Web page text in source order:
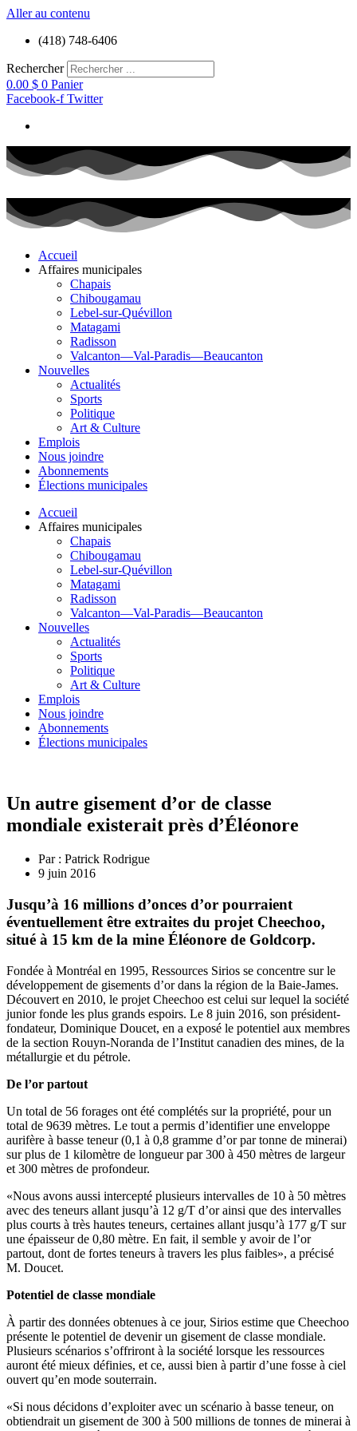
Aller au contenu
(418) 748-6406
Rechercher
0.00 $ 0 Panier
Facebook-f Twitter
Accueil
Affaires municipales
Chapais
Chibougamau
Lebel-sur-Quévillon
Matagami
Radisson
Valcanton—Val-Paradis—Beaucanton
Nouvelles
Actualités
Sports
Politique
Art & Culture
Emplois
Nous joindre
Abonnements
Élections municipales
Accueil
Affaires municipales
Chapais
Chibougamau
Lebel-sur-Quévillon
Matagami
Radisson
Valcanton—Val-Paradis—Beaucanton
Nouvelles
Actualités
Sports
Politique
Art & Culture
Emplois
Nous joindre
Abonnements
Élections municipales
Un autre gisement d’or de classe
mondiale existerait près d’Éléonore
Par : Patrick Rodrigue
9 juin 2016
Jusqu’à 16 millions d’onces d’or pourraient
éventuellement être extraites du projet Cheechoo,
situé à 15 km de la mine Éléonore de Goldcorp.
Fondée à Montréal en 1995, Ressources Sirios se concentre sur le
développement de gisements d’or dans la région de la Baie-James.
Découvert en 2010, le projet Cheechoo est celui sur lequel la société
junior fonde les plus grands espoirs. Le 8 juin 2016, son président-
fondateur, Dominique Doucet, en a exposé le potentiel aux membres
de la section Rouyn-Noranda de l’Institut canadien des mines, de la
métallurgie et du pétrole.
De l’or partout
Un total de 56 forages ont été complétés sur la propriété, pour un
total de 9639 mètres. Le tout a permis d’identifier une enveloppe
aurifère à basse teneur (0,1 à 0,8 gramme d’or par tonne de minerai)
sur plus de 1 kilomètre de longueur par 300 à 450 mètres de largeur
et 300 mètres de profondeur.
«Nous avons aussi intercepté plusieurs intervalles de 10 à 50 mètres
avec des teneurs allant jusqu’à 12 g/T d’or ainsi que des intervalles
plus courts à très hautes teneurs, certaines allant jusqu’à 177 g/T sur
une épaisseur de 0,80 mètre. En fait, il semble y avoir de l’or
partout, dont de fortes teneurs à travers les plus faibles», a précisé
M. Doucet.
Potentiel de classe mondiale
À partir des données obtenues à ce jour, Sirios estime que Cheechoo
présente le potentiel de devenir un gisement de classe mondiale.
Plusieurs scénarios s’offriront à la société lorsque les ressources
auront été mieux définies, et ce, aussi bien à partir d’une fosse à ciel
ouvert qu’en mode souterrain.
«Si nous décidons d’exploiter avec un scénario à basse teneur, on
obtiendrait un gisement de 300 à 500 millions de tonnes de minerai à